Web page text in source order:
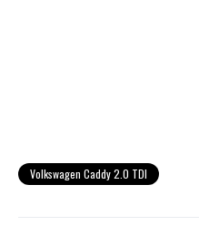
Volkswagen Caddy 2.0 TDI